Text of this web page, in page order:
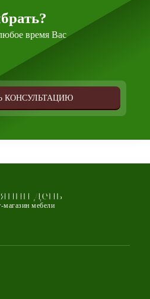
время Вас
КОНСУЛЬТАЦИЮ
день
магазин мебели